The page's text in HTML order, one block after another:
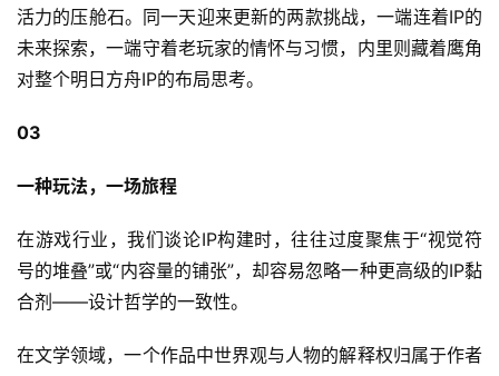
活力的压舱石。同一天迎来更新的两款挑战，一端连着IP的
未来探索，一端守着老玩家的情怀与习惯，内里则藏着鹰角
对整个明日方舟IP的布局思考。
03
一种玩法，一场旅程
在游戏行业，我们谈论IP构建时，往往过度聚焦于“视觉符
号的堆叠”或“内容量的铺张”，却容易忽略一种更高级的IP黏
合剂——设计哲学的一致性。
在文学领域，一个作品中世界观与人物的解释权归属于作者